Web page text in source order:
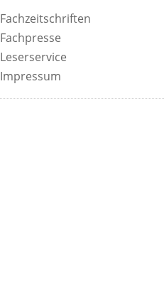
Fachzeitschriften
Fachpresse
Leserservice
Impressum